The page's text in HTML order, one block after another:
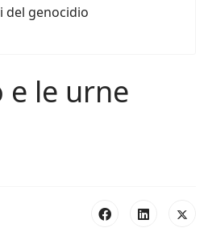
del genocidio
e le urne